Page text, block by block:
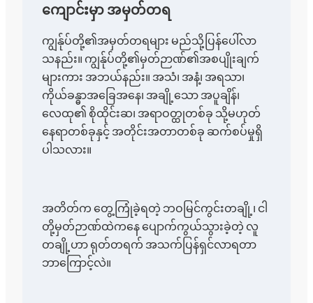
ကျောင်းမှာ အမှတ်တရ
ကျွန်ုပ်တို့၏အမှတ်တရများ မည်သို့ပြန်ပေါ်လာ
သနည်း။ ကျွန်ုပ်တို့၏မှတ်ဉာဏ်၏အစပျိုးချက်
များကား အဘယ်နည်း။ အသံ၊ အနံ့၊ အရသာ၊
ကိုယ်ခန္ဓာအခြေအနေ၊ အချို့သော အပူချိန်၊
လေထု၏ စိုထိုင်းဆ၊ အရာဝတ္ထုတစ်ခု သို့မဟုတ်
နေရာတစ်ခုနှင့် အတိုင်းအတာတစ်ခု ဆက်စပ်မှုရှိ
ပါသလား။
အတိတ်က တွေ့ကြုံခဲ့ရတဲ့ ဘဝမြင်ကွင်းတချို့၊ ငါ
တို့မှတ်ဉာဏ်ထဲကနေ ပျောက်ကွယ်သွားခဲ့တဲ့ လူ
တချို့ဟာ ရုတ်တရက် အသက်ပြန်ရှင်လာရတာ
ဘာကြောင့်လဲ။